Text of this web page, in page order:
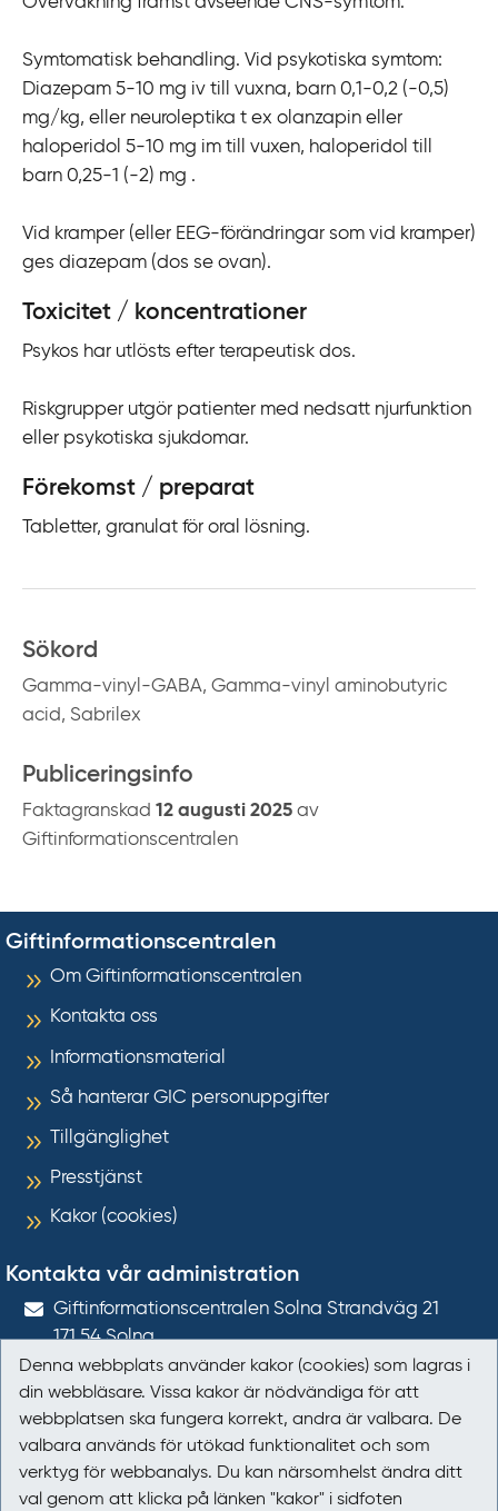
Denna webbplats använder kakor (cookies) som lagras i
din webbläsare. Vissa kakor är nödvändiga för att
webbplatsen ska fungera korrekt, andra är valbara. De
valbara används för utökad funktionalitet och som
verktyg för webbanalys. Du kan närsomhelst ändra ditt
val genom att klicka på länken "kakor" i sidfoten
Symtomatisk behandling. Vid psykotiska symtom:
Diazepam 5-10 mg iv till vuxna, barn 0,1-0,2 (-0,5)
mg/kg, eller neuroleptika t ex olanzapin eller
haloperidol 5-10 mg im till vuxen, haloperidol till
barn 0,25-1 (-2) mg .
Vid kramper (eller EEG-förändringar som vid kramper)
ges diazepam (dos se ovan).
Toxicitet / koncentrationer
Psykos har utlösts efter terapeutisk dos.
Riskgrupper utgör patienter med nedsatt njurfunktion
eller psykotiska sjukdomar.
Förekomst / preparat
Tabletter, granulat för oral lösning.
Sökord
Gamma-vinyl-GABA, Gamma-vinyl aminobutyric
acid, Sabrilex
Publiceringsinfo
Faktagranskad 12 augusti 2025 av
Giftinformationscentralen
Giftinformationscentralen
Om Giftinformationscentralen
Kontakta oss
Informationsmaterial
Så hanterar GIC personuppgifter
Tillgänglighet
Presstjänst
Kakor (cookies)
Kontakta vår administration
Gift­informations­centralen Solna Strandväg 21
171 54 Solna
giftinformation@gic.se
Följ oss
Följ oss på Facebook